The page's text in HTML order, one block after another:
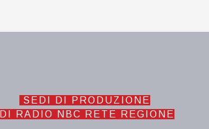
SEDI DI PRODUZIONE
DI RADIO NBC RETE REGIONE